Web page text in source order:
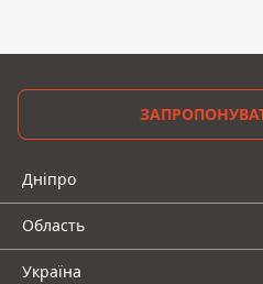
Дніпро
Область
Україна